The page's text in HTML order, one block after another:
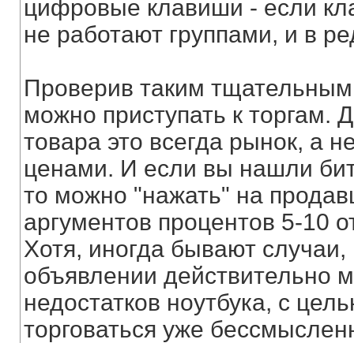
цифровые клавиши - если
не работают группами, и в
Проверив таким
можно приступать к торгам.
товара это всегда рынок, а
ценами. И если вы нашли
то можно "нажать" на
аргументов процентов 5-10
Хотя, иногда бывают случаи,
объявлении действительно
недостатков ноутбука, с
торговаться уже